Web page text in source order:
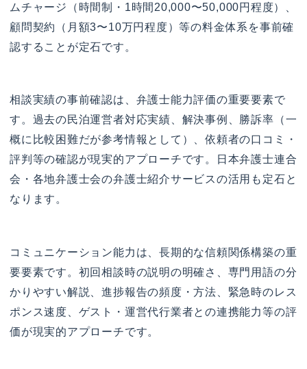
ムチャージ（時間制・1時間20,000〜50,000円程度）、
顧問契約（月額3〜10万円程度）等の料金体系を事前確
認することが定石です。
相談実績の事前確認は、弁護士能力評価の重要要素で
す。過去の民泊運営者対応実績、解決事例、勝訴率（一
概に比較困難だが参考情報として）、依頼者の口コミ・
評判等の確認が現実的アプローチです。日本弁護士連合
会・各地弁護士会の弁護士紹介サービスの活用も定石と
なります。
コミュニケーション能力は、長期的な信頼関係構築の重
要要素です。初回相談時の説明の明確さ、専門用語の分
かりやすい解説、進捗報告の頻度・方法、緊急時のレス
ポンス速度、ゲスト・運営代行業者との連携能力等の評
価が現実的アプローチです。